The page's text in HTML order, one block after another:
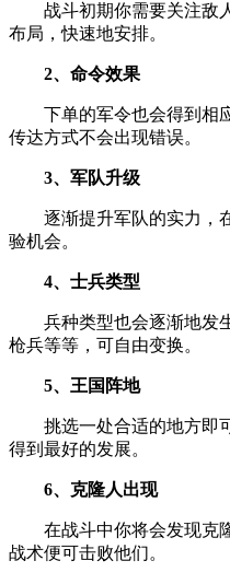
战斗初期你需要关注敌人
布局，快速地安排。
2、命令效果
下单的军令也会得到相应
传达方式不会出现错误。
3、军队升级
逐渐提升军队的实力，在
验机会。
4、士兵类型
兵种类型也会逐渐地发生
枪兵等等，可自由变换。
5、王国阵地
挑选一处合适的地方即可
得到最好的发展。
6、克隆人出现
在战斗中你将会发现克隆
战术便可击败他们。